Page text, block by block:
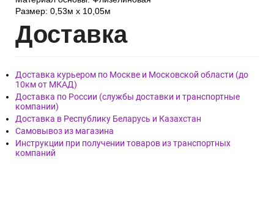
Размер: 0,53м x 10,05м
Доставка
Доставка курьером по Москве и Московской области (до
10км от МКАД)
Доставка по России (службы доставки и транспортные
компании)
Доставка в Республику Беларусь и Казахстан
Самовывоз из магазина
Инструкции при получении товаров из транспортных
компаний